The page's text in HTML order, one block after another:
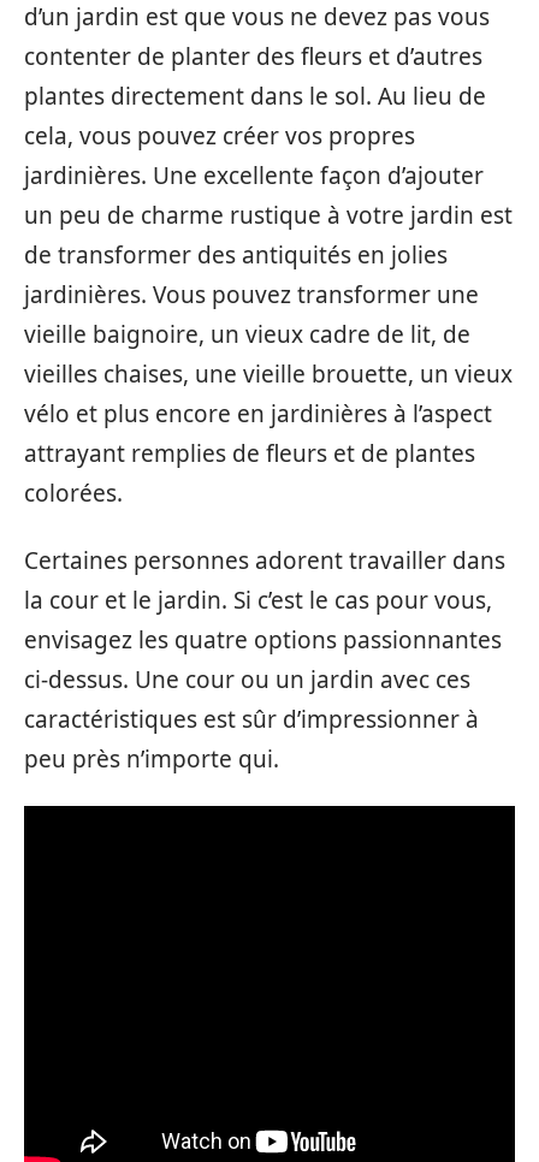
d’un jardin est que vous ne devez pas vous
contenter de planter des fleurs et d’autres
plantes directement dans le sol. Au lieu de
cela, vous pouvez créer vos propres
jardinières. Une excellente façon d’ajouter
un peu de charme rustique à votre jardin est
de transformer des antiquités en jolies
jardinières. Vous pouvez transformer une
vieille baignoire, un vieux cadre de lit, de
vieilles chaises, une vieille brouette, un vieux
vélo et plus encore en jardinières à l’aspect
attrayant remplies de fleurs et de plantes
colorées.
Certaines personnes adorent travailler dans
la cour et le jardin. Si c’est le cas pour vous,
envisagez les quatre options passionnantes
ci-dessus. Une cour ou un jardin avec ces
caractéristiques est sûr d’impressionner à
peu près n’importe qui.